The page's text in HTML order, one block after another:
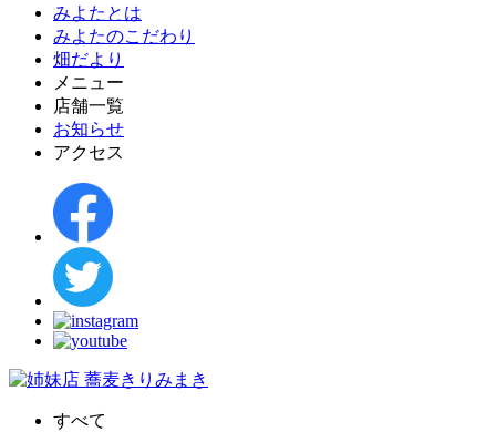
みよたとは
みよたのこだわり
畑だより
メニュー
店舗一覧
お知らせ
アクセス
すべて